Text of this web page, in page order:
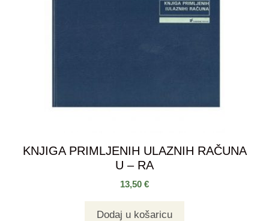
KNJIGA PRIMLJENIH ULAZNIH RAČUNA
U – RA
13,50 €
Dodaj u košaricu